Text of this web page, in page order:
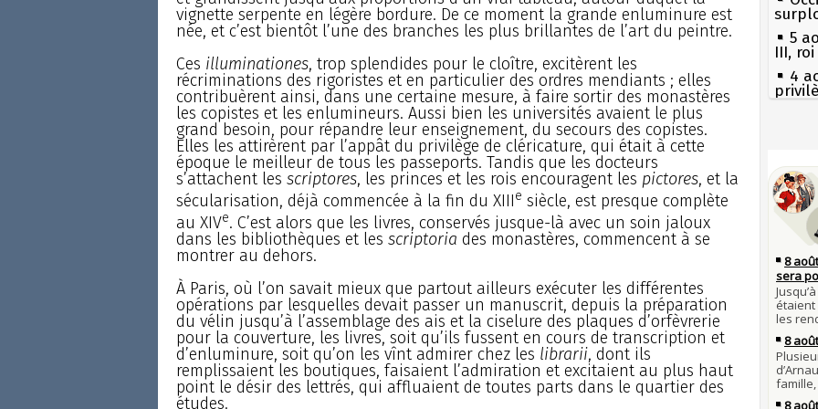
vignette serpente en légère bordure. De ce moment la grande enluminure est
née, et c’est bientôt l’une des branches les plus brillantes de l’art du peintre.
Ces illuminationes, trop splendides pour le cloître, excitèrent les
récriminations des rigoristes et en particulier des ordres mendiants ; elles
contribuèrent ainsi, dans une certaine mesure, à faire sortir des monastères
les copistes et les enlumineurs. Aussi bien les universités avaient le plus
grand besoin, pour répandre leur enseignement, du secours des copistes.
Elles les attirèrent par l’appât du privilège de cléricature, qui était à cette
époque le meilleur de tous les passeports. Tandis que les docteurs
s’attachent les scriptores, les princes et les rois encouragent les pictores, et la
sécularisation, déjà commencée à la fin du XIIIe siècle, est presque complète
au XIVe. C’est alors que les livres, conservés jusque-là avec un soin jaloux
dans les bibliothèques et les scriptoria des monastères, commencent à se
montrer au dehors.
À Paris, où l’on savait mieux que partout ailleurs exécuter les différentes
opérations par lesquelles devait passer un manuscrit, depuis la préparation
du vélin jusqu’à l’assemblage des ais et la ciselure des plaques d’orfèvrerie
pour la couverture, les livres, soit qu’ils fussent en cours de transcription et
d’enluminure, soit qu’on les vînt admirer chez les librarii, dont ils
remplissaient les boutiques, faisaient l’admiration et excitaient au plus haut
point le désir des lettrés, qui affluaient de toutes parts dans le quartier des
études.
5
III,
4
2
31
les
en
30
27
mort
son